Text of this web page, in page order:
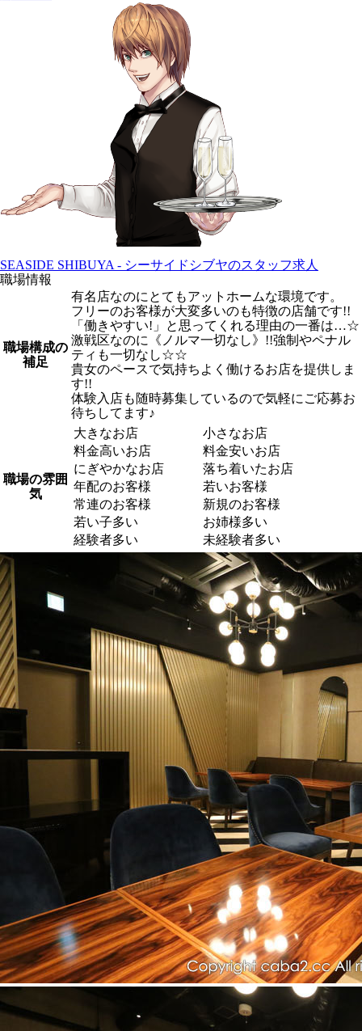
SEASIDE SHIBUYA - シーサイドシブヤのスタッフ求人
職場情報
職場構成の
補足
有名店なのにとてもアットホームな環境です。
フリーのお客様が大変多いのも特徴の店舗です!!
「働きやすい!」と思ってくれる理由の一番は…☆
激戦区なのに《ノルマ一切なし》!!強制やペナル
ティも一切なし☆☆
貴女のペースで気持ちよく働けるお店を提供しま
す!!
体験入店も随時募集しているので気軽にご応募お
待ちしてます♪
職場の雰囲
気
大きなお店
小さなお店
料金高いお店
料金安いお店
にぎやかなお店
落ち着いたお店
年配のお客様
若いお客様
常連のお客様
新規のお客様
若い子多い
お姉様多い
経験者多い
未経験者多い